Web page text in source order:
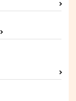
パンチ亭／